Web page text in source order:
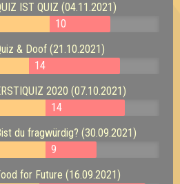
IST QUIZ (04.11.2021)
10
& Doof (21.10.2021)
14
2020 (07.10.2021)
14
du fragwürdig? (30.09.2021)
9
for Future (16.09.2021)